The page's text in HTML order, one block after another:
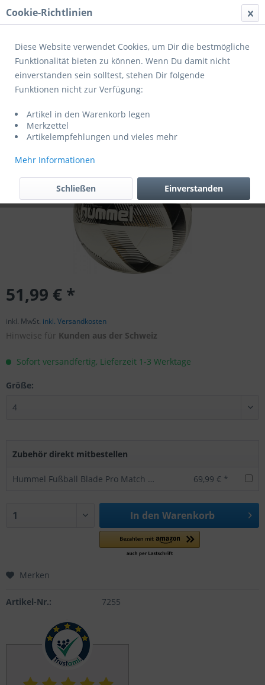
Menü
Übersicht Spiel- und Profibälle
Trainingsball
51,99 € *
inkl. MwSt. inkl. Versandkosten
Hinweise für Kunden aus der Schweiz
Sofort versandfertig, Lieferzeit 1-3 Werktage
Größe:
Zubehör direkt mitbestellen
Hummel Fußball Blade Pro Match Wettspielball Gr. 5 69,99 € *
In den Warenkorb
Merken
Artikel-Nr.: 7255
Cookie-Richtlinien
Diese Website verwendet Cookies, um Dir die bestmögliche
Funktionalität bieten zu können. Wenn Du damit nicht
einverstanden sein solltest, stehen Dir folgende
Funktionen nicht zur Verfügung:
Artikel in den Warenkorb legen
Merkzettel
Artikelempfehlungen und vieles mehr
Mehr Informationen
Einverstanden
Schließen